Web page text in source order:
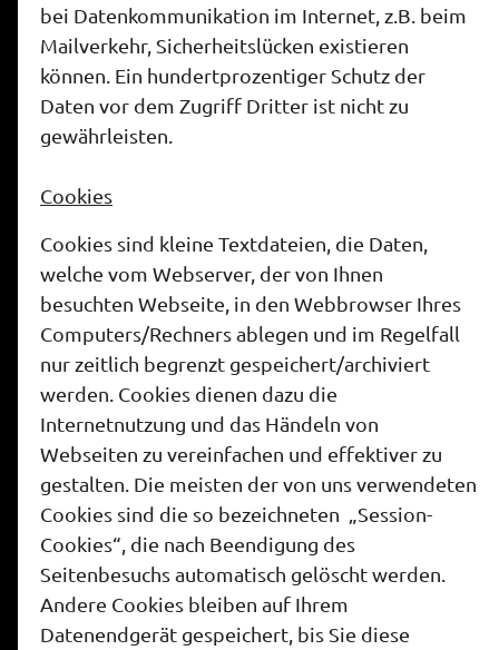
bei Datenkommunikation im Internet, z.B. beim
Mailverkehr, Sicherheitslücken existieren
können. Ein hundertprozentiger Schutz der
Daten vor dem Zugriff Dritter ist nicht zu
gewährleisten.
Cookies
Cookies sind kleine Textdateien, die Daten,
welche vom Webserver, der von Ihnen
besuchten Webseite, in den Webbrowser Ihres
Computers/Rechners ablegen und im Regelfall
nur zeitlich begrenzt gespeichert/archiviert
werden. Cookies dienen dazu die
Internetnutzung und das Händeln von
Webseiten zu vereinfachen und effektiver zu
gestalten. Die meisten der von uns verwendeten
Cookies sind die so bezeichneten „Session-
Cookies“, die nach Beendigung des
Seitenbesuchs automatisch gelöscht werden.
Andere Cookies bleiben auf Ihrem
Datenendgerät gespeichert, bis Sie diese